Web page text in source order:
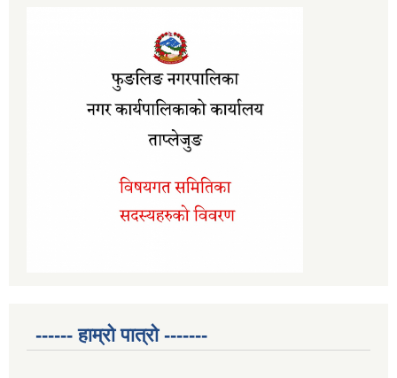
------ हाम्रो पात्रो -------